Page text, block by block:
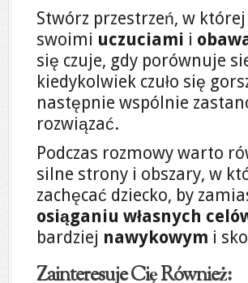
Stwórz przestrzeń, w
swoimi uczuciami i
się czuje, gdy porównuje
kiedykolwiek czuło się
następnie wspólnie
rozwiązać.
Podczas rozmowy warto
silne strony i obszary, w
zachęcać dziecko, by
osiąganiu własnych
bardziej nawykowym i
Zainteresuje Cię Również: